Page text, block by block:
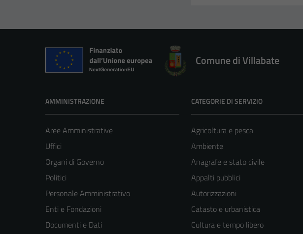
Comune di Villabate
AMMINISTRAZIONE
Aree Amministrative
Uffici
Organi di Governo
Politici
Personale Amministrativo
Enti e Fondazioni
Documenti e Dati
CATEGORIE DI SERVIZIO
Agricoltura e pesca
Ambiente
Anagrafe e stato civile
Appalti pubblici
Autorizzazioni
Catasto e urbanistica
Cultura e tempo libero